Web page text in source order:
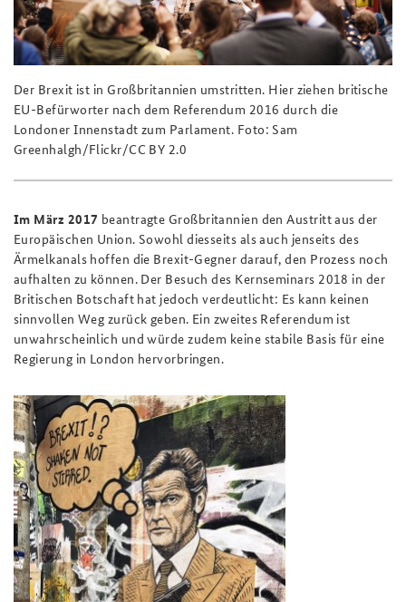
Der Brexit ist in Großbritannien umstritten. Hier ziehen britische
EU-Befürworter nach dem Referendum 2016 durch die
Londoner Innenstadt zum Parlament. Foto: Sam
Greenhalgh/Flickr/CC BY 2.0
Im März 2017 beantragte Großbritannien den Austritt aus der
Europäischen Union. Sowohl diesseits als auch jenseits des
Ärmelkanals hoffen die Brexit-Gegner darauf, den Prozess noch
aufhalten zu können. Der Besuch des Kernseminars 2018 in der
Britischen Botschaft hat jedoch verdeutlicht: Es kann keinen
sinnvollen Weg zurück geben. Ein zweites Referendum ist
unwahrscheinlich und würde zudem keine stabile Basis für eine
Regierung in London hervorbringen.